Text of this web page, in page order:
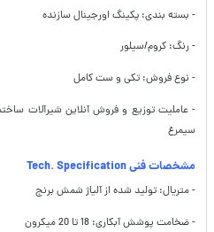
- بسته بندی: پکینگ اورجینال سازنده
- رنگ: کروم/سیلور
- نوع فروش: تکی و ست کامل
- عاملیت توزیع و فروش آنلاین شیرآلات
سیمرغ
مشخصات فنی Tech. Specification
- متریال: تولید شده از آلیاژ شمش برنج
- ضخامت پوشش آبکاری: 18 تا 20 میکرون